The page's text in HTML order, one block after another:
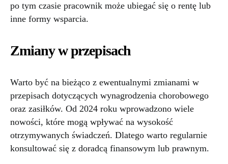
po tym czasie pracownik może ubiegać się o rentę lub
inne formy wsparcia.
Zmiany w przepisach
Warto być na bieżąco z ewentualnymi zmianami w
przepisach dotyczących wynagrodzenia chorobowego
oraz zasiłków. Od 2024 roku wprowadzono wiele
nowości, które mogą wpływać na wysokość
otrzymywanych świadczeń. Dlatego warto regularnie
konsultować się z doradcą finansowym lub prawnym.